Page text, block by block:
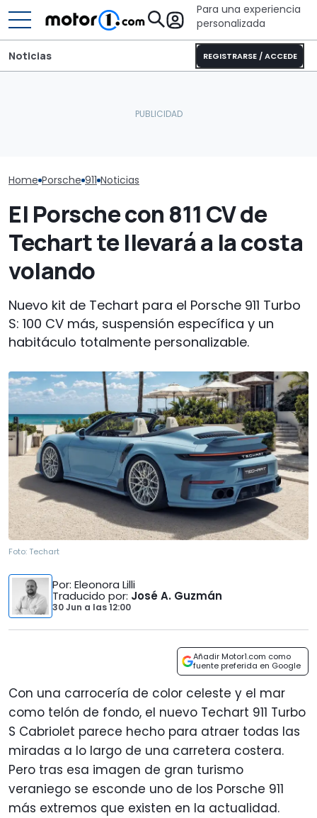
Para una experiencia
personalizada
REGISTRARSE / ACCEDE
Noticias
Home Porsche 911 Noticias
El Porsche con 811 CV de
Techart te llevará a la costa
volando
Nuevo kit de Techart para el Porsche 911 Turbo
S: 100 CV más, suspensión específica y un
habitáculo totalmente personalizable.
Foto: Techart
Por: Eleonora Lilli
Traducido por: José A. Guzmán
30 Jun a las12:00
Añadir Motor1.com como
fuente preferida en Google
Con una carrocería de color celeste y el mar
como telón de fondo, el nuevo Techart 911 Turbo
S Cabriolet parece hecho para atraer todas las
miradas a lo largo de una carretera costera.
Pero tras esa imagen de gran turismo
veraniego se esconde uno de los Porsche 911
más extremos que existen en la actualidad.